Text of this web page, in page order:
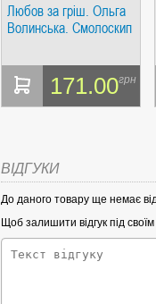
Любов за гріш. Ольга
Волинська. Смолоскип
171.00грн
ВІДГУКИ
До даного товару ще немає
Щоб залишити відгук під своїм